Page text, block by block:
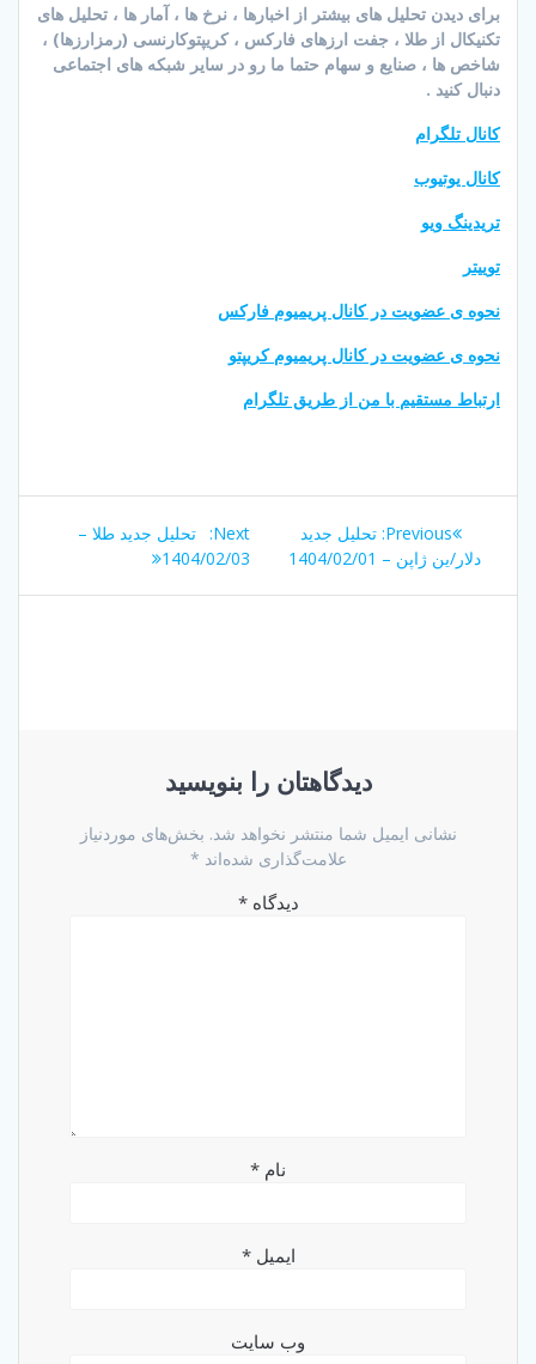
برای دیدن تحلیل های بیشتر از اخبارها ، نرخ ها ، آمار ها ، تحلیل های
تکنیکال از طلا ، جفت ارزهای فارکس ، کریپتوکارنسی (رمزارزها) ،
شاخص ها ، صنایع و سهام حتما ما رو در سایر شبکه های اجتماعی
دنبال کنید .
کانال تلگرام
کانال یوتیوب
تریدینگ ویو
توییتر
نحوه ی عضویت در کانال پریمیوم فارکس
نحوه ی عضویت در کانال پریمیوم کریپتو
ارتباط مستقیم با من از طریق تلگرام
راهبری
نوشته
Previous:
Previous
post:
تحلیل جدید
دلار/ین ژاپن – 1404/02/01
Next:
Next
post:
تحلیل جدید طلا –
1404/02/03
دیدگاهتان را بنویسید
نشانی ایمیل شما منتشر نخواهد شد. بخش‌های موردنیاز
علامت‌گذاری شده‌اند *
دیدگاه*
نام *
ایمیل*
وب‌ سایت